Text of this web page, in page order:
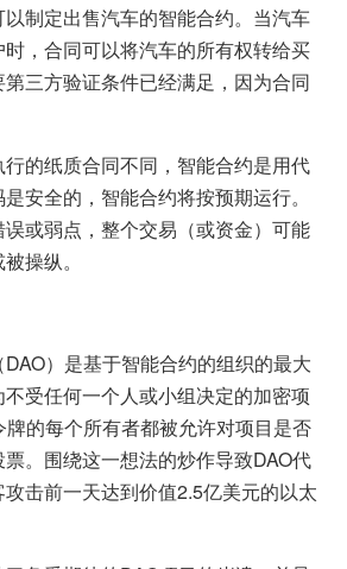
制定出售汽车的智能合约。当汽车
，合同可以将汽车的所有权转给买
三方验证条件已经满足，因为合同
的纸质合同不同，智能合约是用代
安全的，智能合约将按预期运行。
或弱点，整个交易（或资金）可能
操纵。
）是基于智能合约的组织的最大
受任何一个人或小组决定的加密项
牌的每个所有者都被允许对项目是否
。围绕这一想法的炒作导致DAO代
击前一天达到价值2.5亿美元的以太